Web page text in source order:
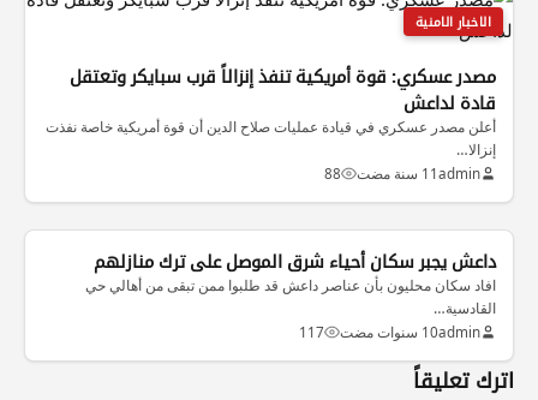
الاخبار الامنية
مصدر عسكري: قوة أمريكية تنفذ إنزالاً قرب سبايكر وتعتقل
قادة لداعش
أعلن مصدر عسكري في قيادة عمليات صلاح الدين أن قوة أمريكية خاصة نفذت
إنزالا…
admin11 سنة مضت 88
داعش يجبر سكان أحياء شرق الموصل على ترك منازلهم
افاد سكان محليون بأن عناصر داعش قد طلبوا ممن تبقى من أهالي حي
القادسية…
admin10 سنوات مضت 117
اترك تعليقاً